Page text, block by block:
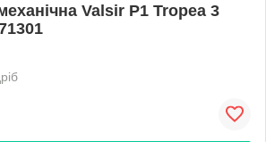
Valsir P1 Tropea 3